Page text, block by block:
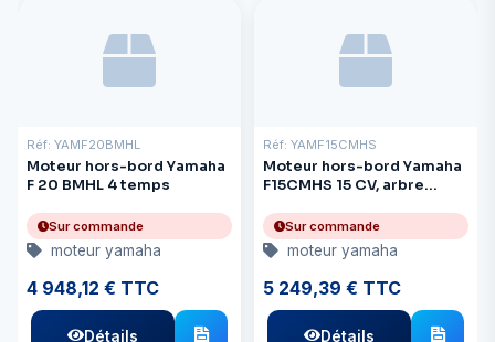
Réf: YAMF20BMHL
Moteur hors-bord Yamaha
F 20 BMHL 4 temps
Sur commande
moteur yamaha
4 948,12 € TTC
Détails
Réf: YAMF15CMHS
Moteur hors-bord Yamaha
F15CMHS 15 CV, arbre
Sur commande
moteur yamaha
5 249,39 € TTC
Détails